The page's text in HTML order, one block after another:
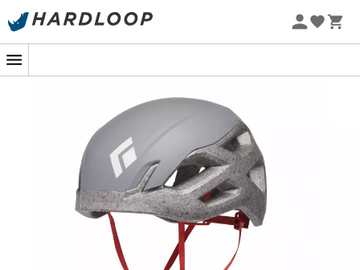
Sommarerbjudanden 🔥 -5 % EXTRA vid köp av 2 produkter*